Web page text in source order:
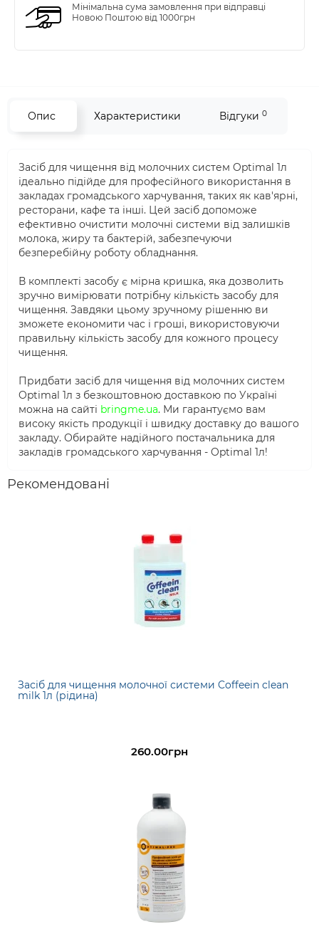
Мінімальна сума замовлення при відправці
Новою Поштою від 1000грн
Опис Характеристики Відгуки 0
Засіб для чищення від молочних систем Optimal 1л
ідеально підійде для професійного використання в
закладах громадського харчування, таких як кав'ярні,
ресторани, кафе та інші. Цей засіб допоможе
ефективно очистити молочні системи від залишків
молока, жиру та бактерій, забезпечуючи
безперебійну роботу обладнання.
В комплекті засобу є мірна кришка, яка дозволить
зручно вимірювати потрібну кількість засобу для
чищення. Завдяки цьому зручному рішенню ви
зможете економити час і гроші, використовуючи
правильну кількість засобу для кожного процесу
чищення.
Придбати засіб для чищення від молочних систем
Optimal 1л з безкоштовною доставкою по Україні
можна на сайті bringme.ua. Ми гарантуємо вам
високу якість продукції і швидку доставку до вашого
закладу. Обирайте надійного постачальника для
закладів громадського харчування - Optimal 1л!
Рекомендовані
Засіб для чищення молочної системи Coffeein clean
milk 1л (рідина)
260.00грн